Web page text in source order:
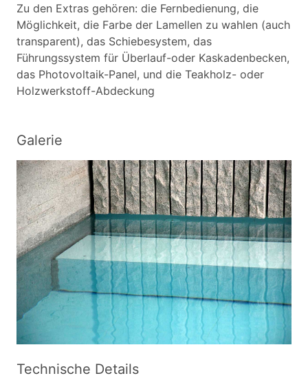
Zu den Extras gehören: die Fernbedienung, die
Möglichkeit, die Farbe der Lamellen zu wahlen (auch
transparent), das Schiebesystem, das
Führungssystem für Überlauf-oder Kaskadenbecken,
das Photovoltaik-Panel, und die Teakholz- oder
Holzwerkstoff-Abdeckung
Galerie
Technische Details